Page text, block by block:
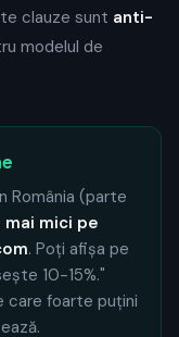
clauze sunt anti-
modelul de
România (parte
mici pe
. Poți afișa pe
10-15%."
care foarte puțini